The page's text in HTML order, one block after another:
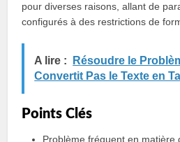
pour diverses raisons, allant de
configurés à des restrictions de
A lire :
Résoudre le
Convertit Pas le Texte en
Points Clés
Problème fréquent en matière